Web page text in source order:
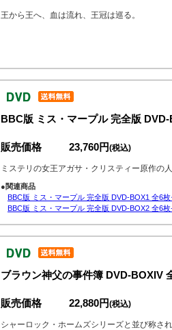
王から王へ、血は流れ、王冠は巡る。
BBC版 ミス・マープル 完全版
販売価格 23,760円(税込)
ミステリの女王アガサ・クリスティー原作の
●関連商品
BBC版 ミス・マープル 完全版 DVD-BOX1 全6枚
BBC版 ミス・マープル 完全版 DVD-BOX2 全6枚
ブラウン神父の事件簿 DVD-BOXIV
販売価格 22,880円(税込)
シャーロック・ホームズシリーズと並び称さ